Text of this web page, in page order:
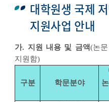
대학원생 국제
지원사업 안내
가. 지원 내용 및 금액(논
지원함)
구분 학문분야